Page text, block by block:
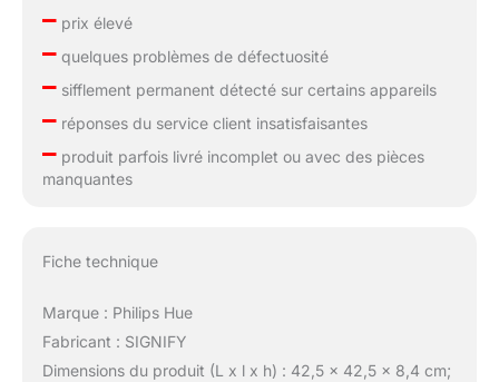
–prix élevé
–quelques problèmes de défectuosité
–sifflement permanent détecté sur certains appareils
–réponses du service client insatisfaisantes
–produit parfois livré incomplet ou avec des pièces
manquantes
Fiche technique
Marque : Philips Hue
Fabricant : SIGNIFY
Dimensions du produit (L x l x h) : 42,5 x 42,5 x 8,4 cm;